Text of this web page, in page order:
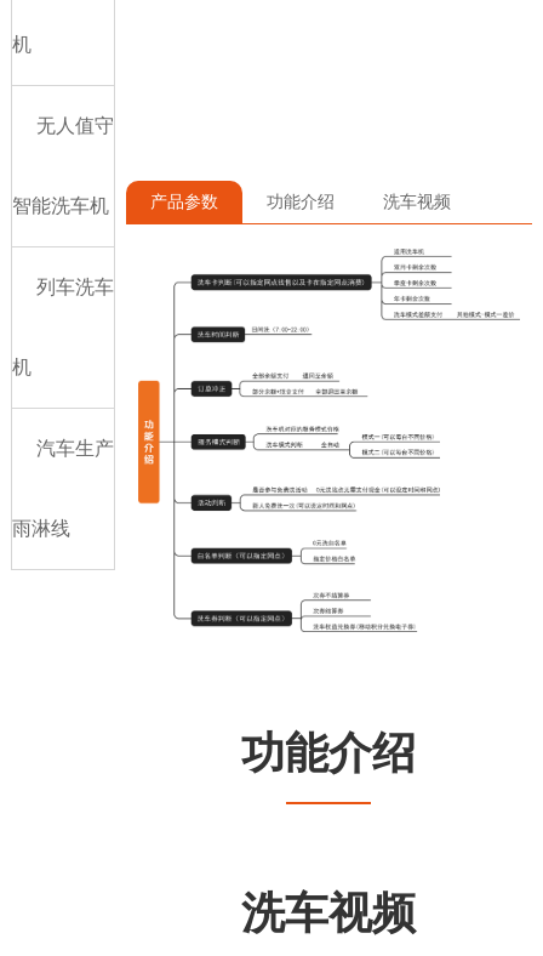
机
无人值守
智能洗车机
列车洗车
机
汽车生产
雨淋线
产品参数 功能介绍 洗车视频
功能介绍
洗车视频